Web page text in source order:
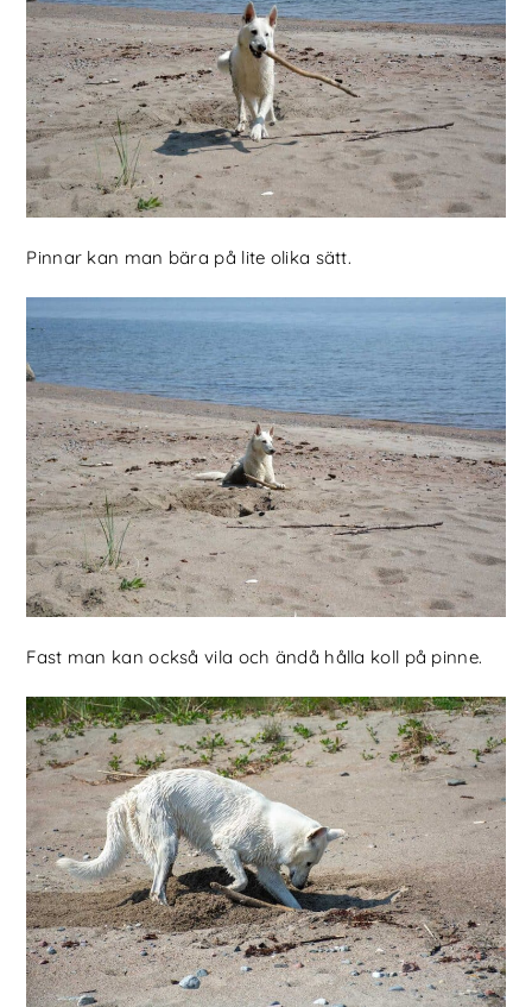
Pinnar kan man bära på lite olika sätt.
Fast man kan också vila och ändå hålla koll på pinne.